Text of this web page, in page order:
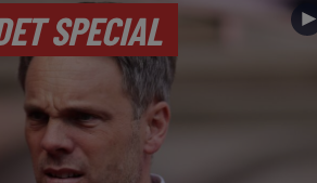
SPECIAL ►